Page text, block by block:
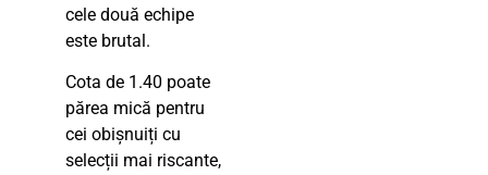
cele două echipe
este brutal.
Cota de 1.40 poate
părea mică pentru
cei obișnuiți cu
selecții mai riscante,